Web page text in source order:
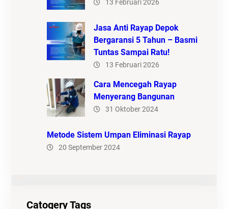
13 Februari 2026
Jasa Anti Rayap Depok
Bergaransi 5 Tahun – Basmi
Tuntas Sampai Ratu!
13 Februari 2026
Cara Mencegah Rayap
Menyerang Bangunan
31 Oktober 2024
Metode Sistem Umpan Eliminasi Rayap
20 September 2024
Catogery Tags